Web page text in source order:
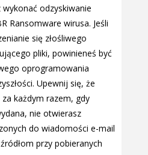
odzyskiwanie
Ransomware wirusa. Jeśli
się złośliwego
pliki, powinieneś być
oprogramowania
Upewnij się, że
każdym razem, gdy
nie otwierasz
do wiadomości e-mail
przy pobieranych